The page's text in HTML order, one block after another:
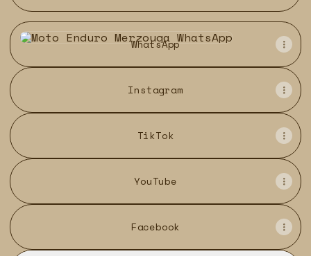
WhatsApp
WhatsApp
Instagram
TikTok
YouTube
Facebook